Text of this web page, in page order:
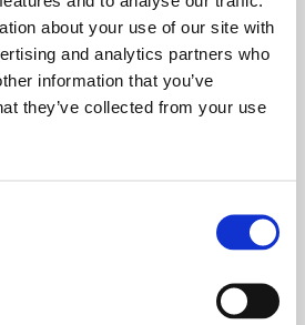
about your use of our site with
and analytics partners who
information that you’ve
they’ve collected from your use
LINES έχει ειδικές εκπτώσεις για
επιβατών:
Θέση, με την υποχρέωση
μίας ημέρας έως και 12 ετών:
Φοιτητικής Ταυτότητας ISIC: